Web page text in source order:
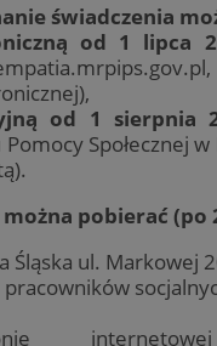
świadczenia
od 1 lipca
od 1 sierpnia
Społecznej w
pobierać (po
Śląska ul. Markowej